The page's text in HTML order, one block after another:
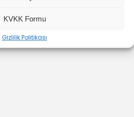
KVKK Formu
Gizlilik Politikası